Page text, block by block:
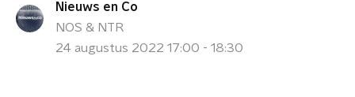
Nieuws en Co
NOS & NTR
24 augustus 2022 17:00 - 18:30